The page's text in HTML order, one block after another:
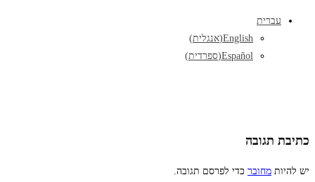
עברית
English
(אנגלית)
Español
(ספרדית)
כתיבת תגובה
יש להיות מחובר כדי לפרסם תגובה.